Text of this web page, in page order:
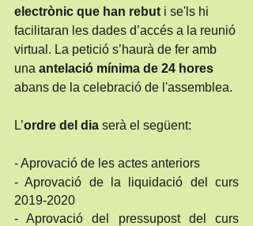
electrònic que han rebut i se'ls hi
facilitaran les dades d’accés a la reunió
virtual. La petició s’haurà de fer amb
una antelació mínima de 24 hores
abans de la celebració de l'assemblea.
L’ordre del dia serà el següent:
- Aprovació de les actes anteriors
- Aprovació de la liquidació del curs
2019-2020
- Aprovació del pressupost del curs